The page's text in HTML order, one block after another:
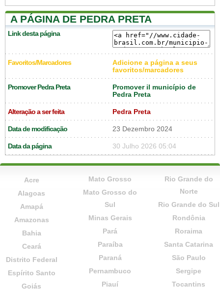
A PÁGINA DE PEDRA PRETA
Link desta página
Favoritos/Marcadores
Adicione a página a seus
favoritos/marcadores
Promover Pedra Preta
Promover il município de
Pedra Preta
Alteração a ser feita Pedra Preta
Data de modificação 23 Dezembro 2024
Data da página 30 Julho 2026 05:04
Acre
Alagoas
Amapá
Amazonas
Bahia
Ceará
Distrito Federal
Espírito Santo
Goiás
Mato Grosso
Mato Grosso do
Sul
Minas Gerais
Pará
Paraíba
Paraná
Pernambuco
Piauí
Rio Grande do
Norte
Rio Grande do Sul
Rondônia
Roraima
Santa Catarina
São Paulo
Sergipe
Tocantins